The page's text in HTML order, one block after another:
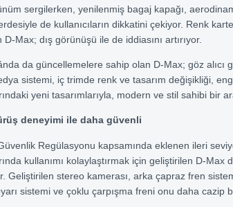
sergilerken, yenilenmiş bagaj kapağı,
de kullanıcıların dikkatini çekiyor. Renk
D-Max; dış görünüşü ile de iddiasını artırıyor.
da güncellemelere sahip olan D-Max; göz alıcı
sistemi, iç trimde renk ve tasarım değişikliği,
yeni tasarımlarıyla, modern ve stil sahibi bir
deneyimi ile daha güvenli
Regülasyonu kapsamında eklenen ileri
kullanımı kolaylaştırmak için geliştirilen D-
Geliştirilen stereo kamerası, arka çapraz fren
sistemi ve çoklu çarpışma freni onu daha cazip